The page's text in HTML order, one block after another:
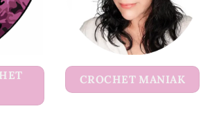
CROCHET MANIAK